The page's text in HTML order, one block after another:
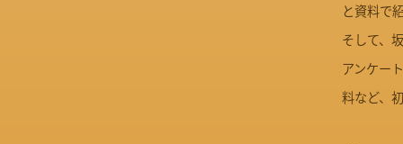
と資料で
そして、
アンケー
料など、